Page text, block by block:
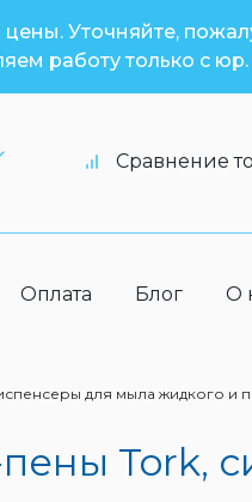
Уточняйте,
работу только с
Сравнение
Оплата Блог О
для мыла жидкого и
Tork,